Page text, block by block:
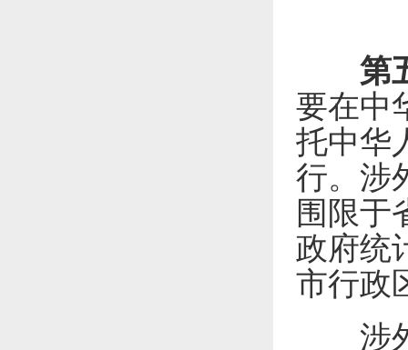
第
要在中
托中华
行。涉
围限于
政府统
市行政
涉外